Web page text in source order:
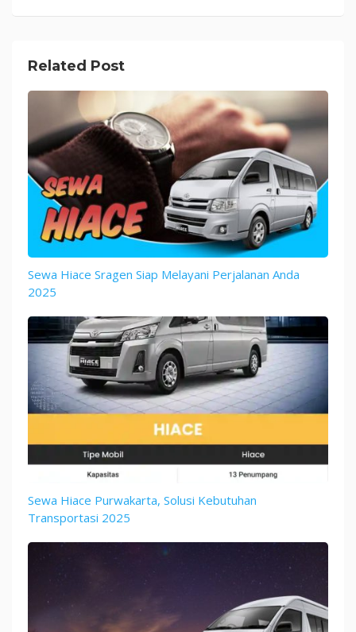
Related Post
Sewa Hiace Sragen Siap Melayani Perjalanan Anda
2025
Sewa Hiace Purwakarta, Solusi Kebutuhan
Transportasi 2025